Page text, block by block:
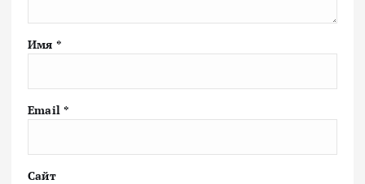
Имя *
Email *
Сайт